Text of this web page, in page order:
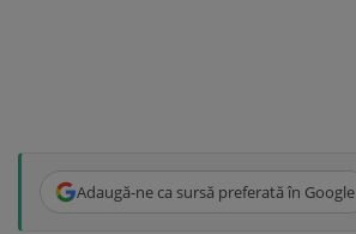
Adaugă-ne ca sursă preferată în Google